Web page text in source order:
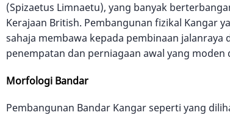
(Spizaetus Limnaetu), yang banyak
Kerajaan British. Pembangunan fizikal Kangar
sahaja membawa kepada pembinaan
penempatan dan perniagaan awal yang moden
Morfologi Bandar
Pembangunan Bandar Kangar seperti yang